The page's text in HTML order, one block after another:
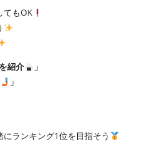
てもOK
紹介
」
」
ランキング1位を目指そう